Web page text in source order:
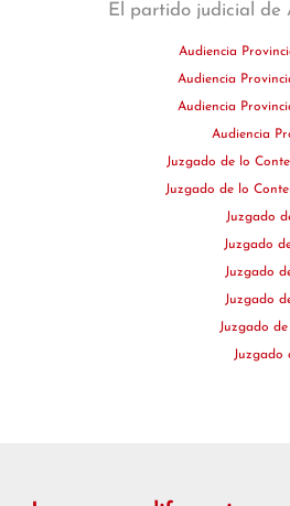
El partido judicial de
Audiencia
Audiencia
Audiencia
Audiencia
Juzgado de lo
Juzgado de lo
Juzgado
Juzgado
Juzgado
Juzgado
Juzgado de
Juzgado